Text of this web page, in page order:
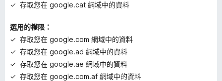
存取您在 google.cat 網域中的資料
選用的權限：
存取您在 google.com 網域中的資料
存取您在 google.ad 網域中的資料
存取您在 google.ae 網域中的資料
存取您在 google.com.af 網域中的資料